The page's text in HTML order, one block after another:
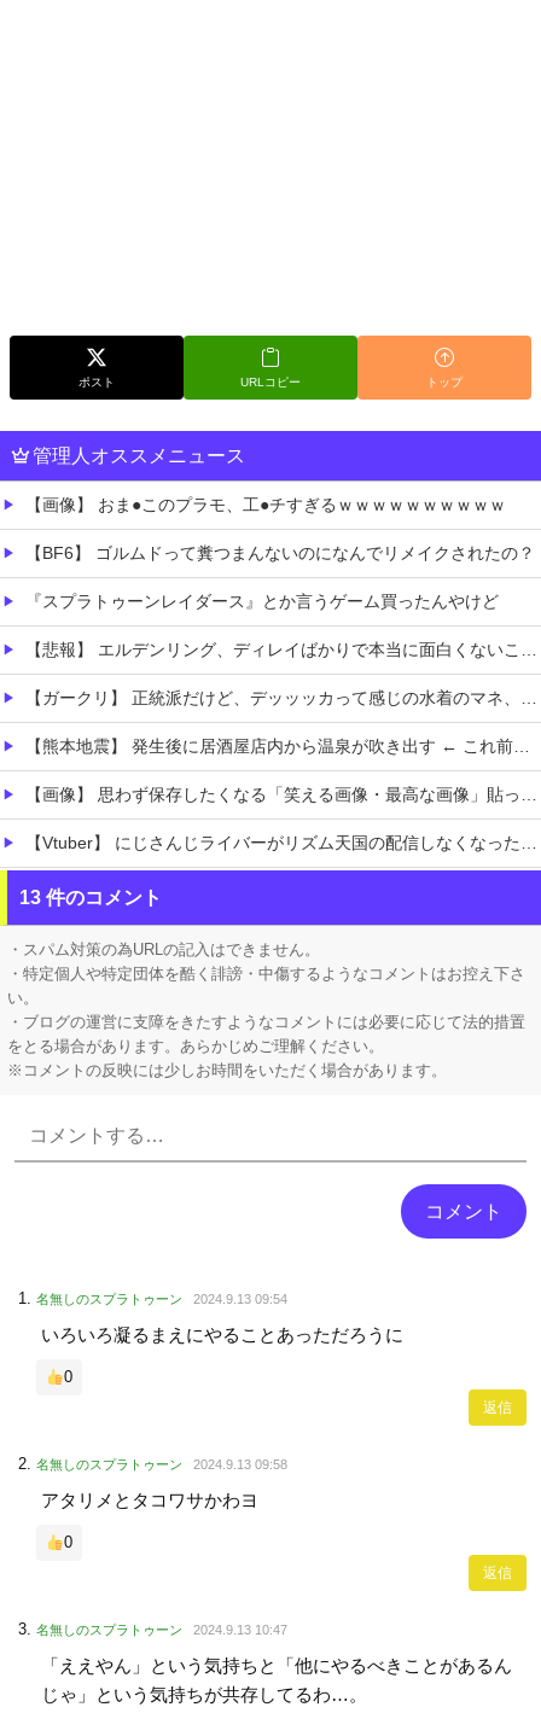
ポスト URLコピー トップ
管理人オススメニュース
【画像】 おま●このプラモ、工●チすぎるｗｗｗｗｗｗｗｗｗｗ
【BF6】 ゴルムドって糞つまんないのになんでリメイクされたの？
『スプラトゥーンレイダース』とか言うゲーム買ったんやけど
【悲報】 エルデンリング、ディレイばかりで本当に面白くないこのゲーム←賛同の声が多数…
【ガークリ】 正統派だけど、デッッッカって感じの水着のマネ、ラファエ口、セッシュウへの反応！！！
【熊本地震】 発生後に居酒屋店内から温泉が吹き出す ← これ前触れじゃね？
【画像】 思わず保存したくなる「笑える画像・最高な画像」貼っていけｗｗｗｗｗ
【Vtuber】 にじさんじライバーがリズム天国の配信しなくなったけど何かあったのか？「やってる人いるよ、タイミング的にRUST・あらなみ・パワプロがメインだったし」
【画像】 ヘソ出しJKさん、股間の方まで見えてしまうｗｗｗｗｗｗｗｗｗ
ホロライブ「さくらみこ」妹にしたいと可愛がっていた後輩の水宮枢「みこ先輩怖かった」ゲスト出演したスバルの小屋で暴露！野うさぎ可哀想と怒る
13 件のコメント
・スパム対策の為URLの記入はできません。
・特定個人や特定団体を酷く誹謗・中傷するようなコメントはお控え下さ
い。
・ブログの運営に支障をきたすようなコメントには必要に応じて法的措置
をとる場合があります。あらかじめご理解ください。
※コメントの反映には少しお時間をいただく場合があります。
名無しのスプラトゥーン 2024.9.13 09:54
いろいろ凝るまえにやることあっただろうに
0
返信
名無しのスプラトゥーン 2024.9.13 09:58
アタリメとタコワサかわヨ
0
返信
名無しのスプラトゥーン 2024.9.13 10:47
「ええやん」という気持ちと「他にやるべきことがあるん
じゃ」という気持ちが共存してるわ…。